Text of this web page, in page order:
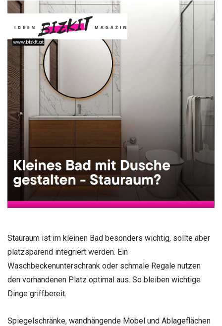
Stauraum ist im kleinen Bad besonders wichtig, sollte aber
platzsparend integriert werden. Ein
Waschbeckenunterschrank oder schmale Regale nutzen
den vorhandenen Platz optimal aus. So bleiben wichtige
Dinge griffbereit.
Spiegelschränke, wandhängende Möbel und Ablageflächen